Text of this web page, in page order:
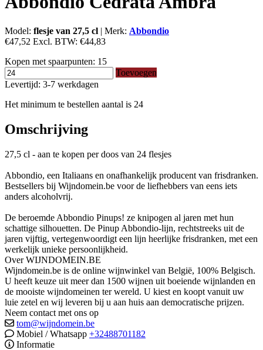
Model: flesje van 27,5 cl | Merk: Abbondio
€47,52 Excl. BTW: €44,83
Kopen met spaarpunten: 15
Toevoegen
Levertijd: 3-7 werkdagen
Het minimum te bestellen aantal is 24
Omschrijving
27,5 cl - aan te kopen per doos van 24 flesjes
Abbondio, een Italiaans en onafhankelijk producent van frisdranken.
Bestsellers bij Wijndomein.be voor de liefhebbers van eens iets
anders alcoholvrij.
De beroemde Abbondio Pinups! ze knipogen al jaren met hun
schattige silhouetten. De Pinup Abbondio-lijn, rechtstreeks uit de
jaren vijftig, vertegenwoordigt een lijn heerlijke frisdranken, met een
werkelijk unieke persoonlijkheid.
Over WIJNDOMEIN.BE
Wijndomein.be is de online wijnwinkel van België, 100% Belgisch.
U heeft keuze uit meer dan 1500 wijnen uit boeiende wijnlanden en
de mooiste wijndomeinen ter wereld. U kiest en koopt vanuit uw
luie zetel en wij leveren bij u aan huis aan democratische prijzen.
Neem contact met ons op
tom@wijndomein.be
Mobiel / Whatsapp +32488701182
Informatie